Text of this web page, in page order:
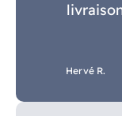
Hervé R.